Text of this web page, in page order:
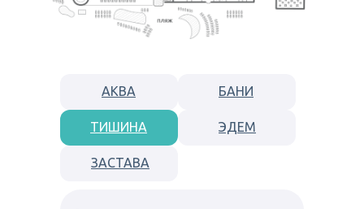
АКВА БАНИ
ТИШИНА ЭДЕМ
ЗАСТАВА